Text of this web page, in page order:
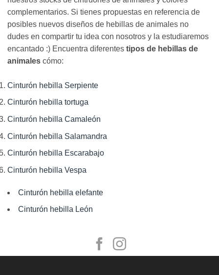
complementarios. Si tienes propuestas en referencia de
posibles nuevos diseños de hebillas de animales no
dudes en compartir tu idea con nosotros y la estudiaremos
encantado :) Encuentra diferentes tipos de hebillas de
animales cómo:
Cinturón hebilla Serpiente
Cinturón hebilla tortuga
Cinturón hebilla Camaleón
Cinturón hebilla Salamandra
Cinturón hebilla Escarabajo
Cinturón hebilla Vespa
Cinturón hebilla elefante
Cinturón hebilla León